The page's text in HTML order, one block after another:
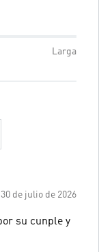
Larga
30 de julio de 2026
su cunple y